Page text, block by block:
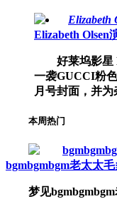
Elizabeth Olsen
好莱坞影星
一袭GUCCI粉
月号封面，并
本周热门
bgmbgmbgm老太太
梦见